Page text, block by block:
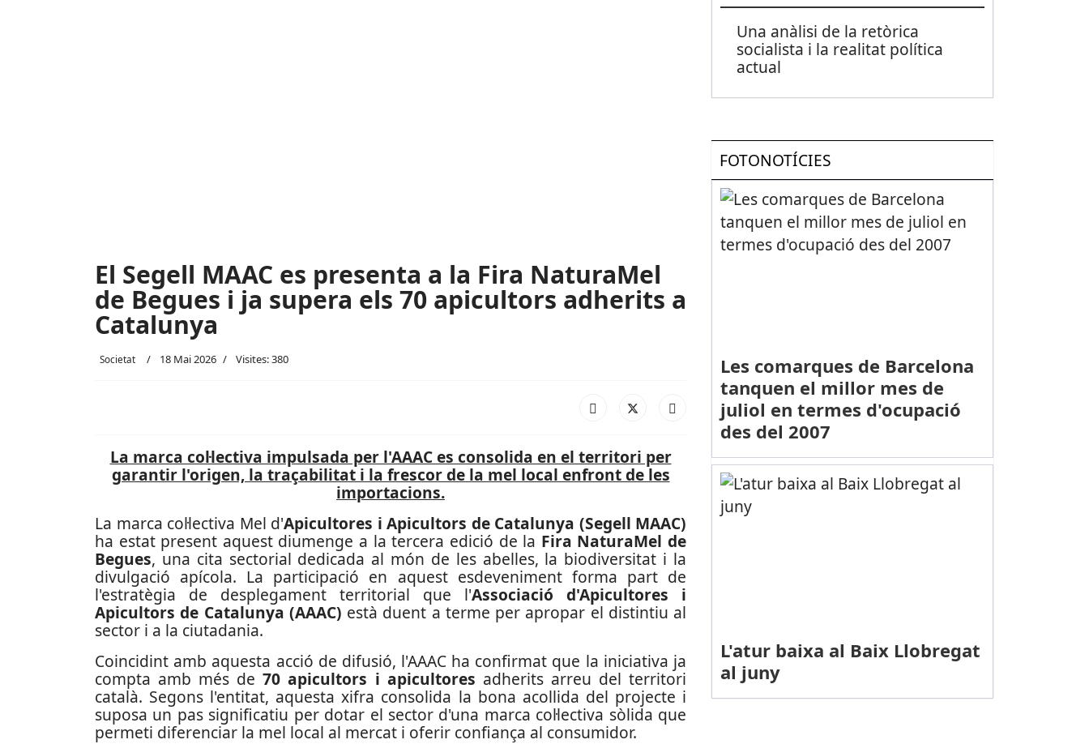
El Segell MAAC es presenta a la Fira NaturaMel
de Begues i ja supera els 70 apicultors adherits a
Catalunya
Societat 18 Mai 2026 Visites: 380
La marca col·lectiva impulsada per l'AAAC es consolida en el territori per
garantir l'origen, la traçabilitat i la frescor de la mel local enfront de les
importacions.
La marca col·lectiva Mel d'Apicultores i Apicultors de Catalunya (Segell MAAC)
ha estat present aquest diumenge a la tercera edició de la Fira NaturaMel de
Begues, una cita sectorial dedicada al món de les abelles, la biodiversitat i la
divulgació apícola. La participació en aquest esdeveniment forma part de
l'estratègia de desplegament territorial que l'Associació d'Apicultores i
Apicultors de Catalunya (AAAC) està duent a terme per apropar el distintiu al
sector i a la ciutadania.
Coincidint amb aquesta acció de difusió, l'AAAC ha confirmat que la iniciativa ja
compta amb més de70 apicultors i apicultores adherits arreu del territori
català. Segons l'entitat, aquesta xifra consolida la bona acollida del projecte i
suposa un pas significatiu per dotar el sector d'una marca col·lectiva sòlida que
permeti diferenciar la mel local al mercat i oferir confiança al consumidor.
Una anàlisi de la retòrica
socialista i la realitat política
actual
FOTONOTÍCIES
Les comarques de Barcelona
tanquen el millor mes de
juliol en termes d'ocupació
des del 2007
L'atur baixa al Baix Llobregat
al juny